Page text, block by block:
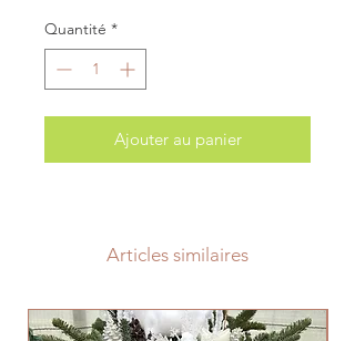
Quantité *
Ajouter au panier
Articles similaires